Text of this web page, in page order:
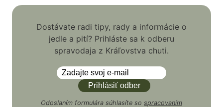
Dostávate radi tipy, rady a informácie o
jedle a pití? Prihláste sa k odberu
spravodaja z Kráľovstva chuti.
Odoslaním formulára súhlasíte so spracovaním